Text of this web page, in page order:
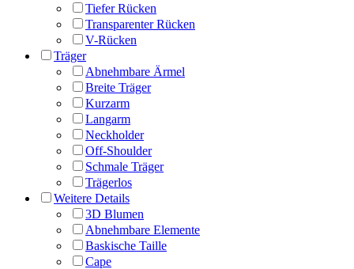
Tiefer Rücken
Transparenter Rücken
V-Rücken
Träger
Abnehmbare Ärmel
Breite Träger
Kurzarm
Langarm
Neckholder
Off-Shoulder
Schmale Träger
Trägerlos
Weitere Details
3D Blumen
Abnehmbare Elemente
Baskische Taille
Cape